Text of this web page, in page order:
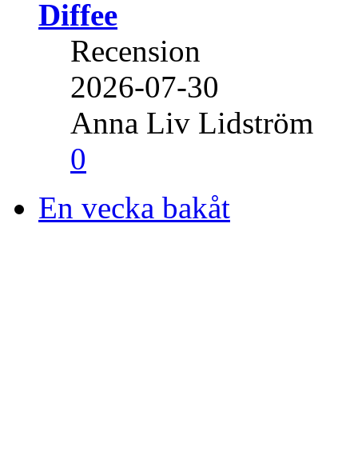
Diffee
Recension
2026-07-30
Anna Liv Lidström
0
En vecka bakåt